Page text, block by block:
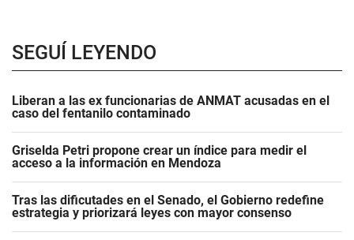
SEGUÍ LEYENDO
Liberan a las ex funcionarias de ANMAT acusadas en el
caso del fentanilo contaminado
Griselda Petri propone crear un índice para medir el
acceso a la información en Mendoza
Tras las dificutades en el Senado, el Gobierno redefine
estrategia y priorizará leyes con mayor consenso